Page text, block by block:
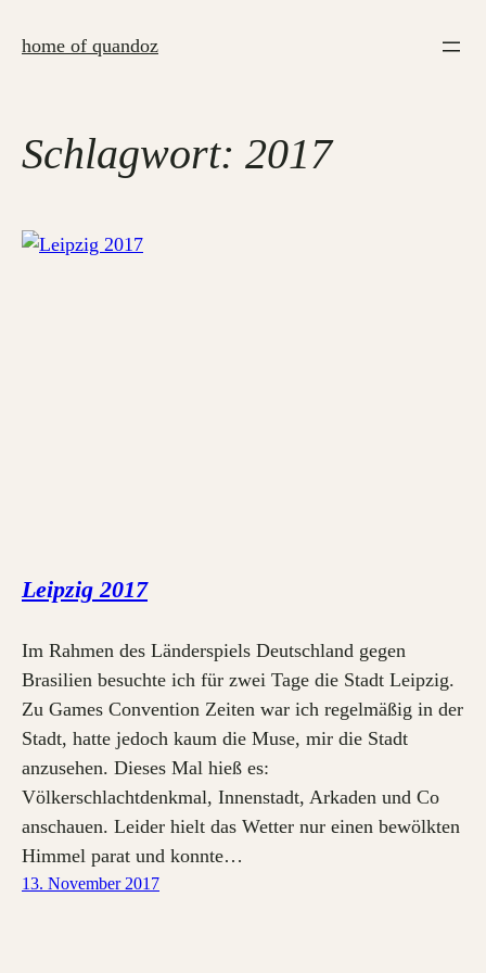
Inhalthome of quandoz
Schlagwort: 2017
Leipzig 2017
Im Rahmen des Länderspiels Deutschland gegen
Brasilien besuchte ich für zwei Tage die Stadt Leipzig.
Zu Games Convention Zeiten war ich regelmäßig in der
Stadt, hatte jedoch kaum die Muse, mir die Stadt
anzusehen. Dieses Mal hieß es:
Völkerschlachtdenkmal, Innenstadt, Arkaden und Co
anschauen. Leider hielt das Wetter nur einen bewölkten
Himmel parat und konnte…
13. November 2017